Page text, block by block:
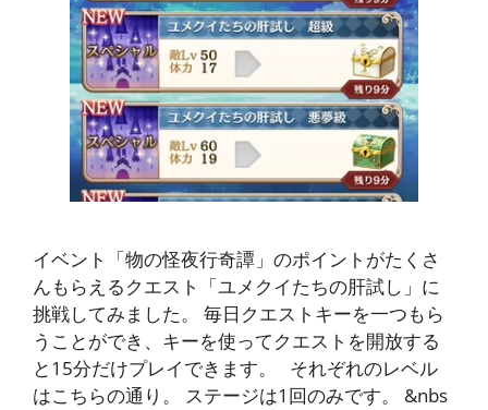
イベント「物の怪夜行奇譚」のポイントがたくさ
んもらえるクエスト「ユメクイたちの肝試し」に
挑戦してみました。 毎日クエストキーを一つもら
うことができ、キーを使ってクエストを開放する
と15分だけプレイできます。 それぞれのレベル
はこちらの通り。 ステージは1回のみです。 &nbs